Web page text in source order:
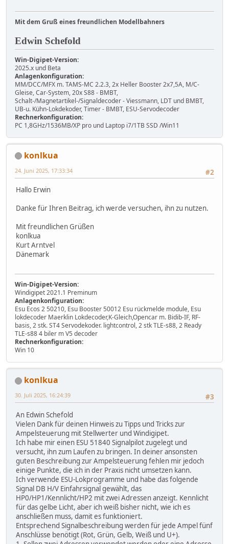
Mit dem Gruß eines freundlichen Modellbahners
Edwin Schefold
Win-Digipet-Version:
2025.x und Beta
Anlagenkonfiguration:
MM/DCC/MFX m. TAMS-MC 2.2.3, 2x Heller Booster 2x7,5A, M/C-
Gleise, Car-System, 20x S88 - BMBT,
Schalt-/Magnetartikel-/Signaldecoder - Viessmann, LDT und BMBT,
UB-u. Kühn-Lokdekoder, Timer - BMBT, ESU-Servodecoder
Rechnerkonfiguration:
PC 1,8GHz/1536MB/XP pro und Laptop i7/1TB SSD /Win11
konlkua
#2
24. Juni 2025, 17:33:34
Hallo Erwin
Danke für Ihren Beitrag, ich werde versuchen, ihn zu nutzen.
Mit freundlichen Grüßen
konlkua
Kurt Arntvel
Dänemark
Win-Digipet-Version:
Windigipet 2021.1 Preminum
Anlagenkonfiguration:
Esu Ecos 2 50210, Esu Booster 50012 Esu rückmelde module, Esu
lokdecoder Maerklin Lokdecoder,K-Gleich,Opencar m. Bidib-IF, RF-
basis, 2 stk. ST4 Servodekoder. lightcontrol, 2 stk TLE-s88, 2 Ready
TLE-s88 4 biler m V5 decoder
Rechnerkonfiguration:
Win 10
konlkua
#3
30. Juli 2025, 16:24:39
An Edwin Schefold
Vielen Dank für deinen Hinweis zu Tipps und Tricks zur
Ampelsteuerung mit Stellwerter und Windigipet.
Ich habe mir einen ESU 51840 Signalpilot zugelegt und
versucht, ihn zum Laufen zu bringen. In deiner ansonsten
guten Beschreibung zur Ampelsteuerung fehlen mir jedoch
einige Punkte, die ich in der Praxis nicht umsetzen kann.
Ich verwende ESU-Lokprogramme und habe das folgende
Signal DB H/V Einfahrsignal gewählt, das
HP0/HP1/Kennlicht/HP2 mit zwei Adressen anzeigt. Kennlicht
für das gelbe Licht, aber ich weiß bisher nicht, wie ich es
anschließen muss, damit es funktioniert.
Entsprechend Signalbeschreibung werden für jede Ampel fünf
Anschlüsse benötigt (Rot, Grün, Gelb, Weiß und U+).